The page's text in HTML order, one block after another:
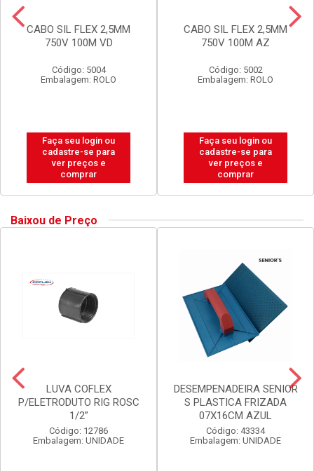
CABO SIL FLEX 2,5MM
750V 100M VD
Código: 5004
Embalagem: ROLO
Faça seu login ou
cadastre-se para
ver preços e
comprar
CABO SIL FLEX 2,5MM
750V 100M AZ
Código: 5002
Embalagem: ROLO
Faça seu login ou
cadastre-se para
ver preços e
comprar
Baixou de Preço
LUVA COFLEX
P/ELETRODUTO RIG ROSC
1/2”
Código: 12786
Embalagem: UNIDADE
DESEMPENADEIRA SENIOR
S PLASTICA FRIZADA
07X16CM AZUL
Código: 43334
Embalagem: UNIDADE